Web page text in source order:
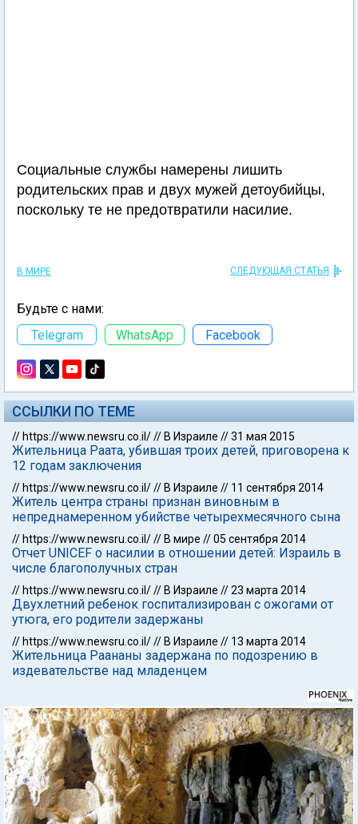
Социальные службы намерены лишить
родительских прав и двух мужей детоубийцы,
поскольку те не предотвратили насилие.
В МИРЕ СЛЕДУЮЩАЯ СТАТЬЯ
Будьте с нами:
Telegram
WhatsApp Facebook
ССЫЛКИ ПО ТЕМЕ
// https://www.newsru.co.il/// В Израиле //31 мая 2015
Жительница Раата, убившая троих детей, приговорена к
12 годам заключения
// https://www.newsru.co.il/// В Израиле // 11 сентября 2014
Житель центра страны признан виновным в
непреднамеренном убийстве четырехмесячного сына
// https://www.newsru.co.il/// В мире //05 сентября 2014
Отчет UNICEF о насилии в отношении детей: Израиль в
числе благополучных стран
// https://www.newsru.co.il/// В Израиле //23 марта 2014
Двухлетний ребенок госпитализирован с ожогами от
утюга, его родители задержаны
// https://www.newsru.co.il/// В Израиле // 13 марта 2014
Жительница Раананы задержана по подозрению в
издевательстве над младенцем